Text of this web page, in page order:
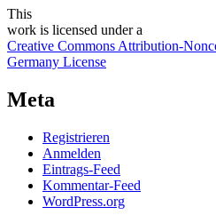
This
work is licensed under a
Creative Commons Attribution-
Germany License
Meta
Registrieren
Anmelden
Eintrags-Feed
Kommentar-Feed
WordPress.org